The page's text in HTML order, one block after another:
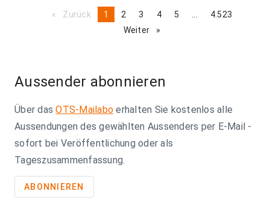
Zurück pageYou're
1 page
2 page
3 page
4 page
5 pagepage
4.523
Weiter
page
Aussender abonnieren
Über dasOTS-Mailabo erhalten Sie kostenlos alle
Aussendungen des gewählten Aussenders per E-Mail -
sofort bei Veröffentlichung oder als
Tageszusammenfassung.
ABONNIEREN